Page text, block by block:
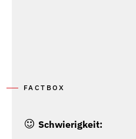
FACTBOX
Schwierigkeit: